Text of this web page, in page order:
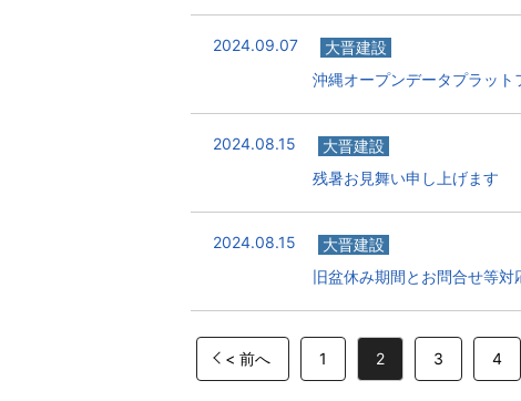
2024.09.07
大晋建設
沖縄オープンデータプラッ
2024.08.15
大晋建設
残暑お見舞い申し上げます
2024.08.15
大晋建設
旧盆休み期間とお問合せ等対
< 前へ 1 2 3 4